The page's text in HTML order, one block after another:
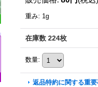
重み: 1g
在庫数 224枚
数量:
返品特約に関する重